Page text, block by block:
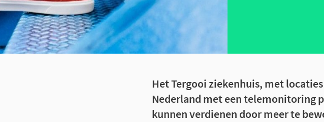
Het Tergooi ziekenhuis, met
Nederland met een telemonitoring
kunnen verdienen door meer te